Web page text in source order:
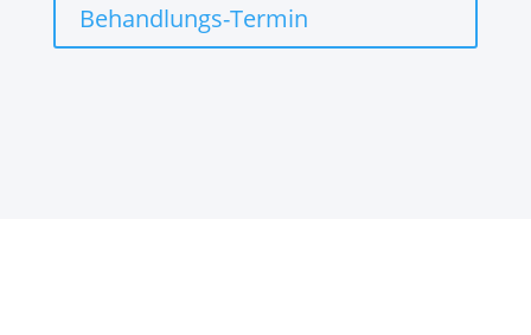
Behandlungs-Termin